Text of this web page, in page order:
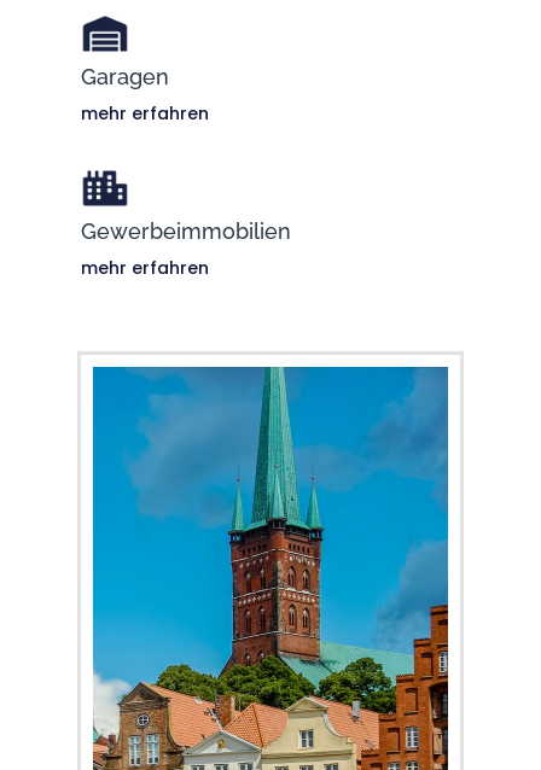
Garagen
mehr erfahren
Gewerbeimmobilien
mehr erfahren